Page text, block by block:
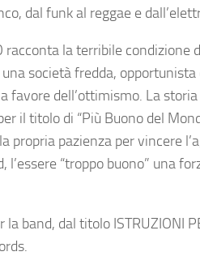
dal funk al reggae e
racconta la terribile
società fredda,
favore dell’ottimismo. La
il titolo di “Più Buono del
propria pazienza per vincere
l’essere “troppo buono” una
la band, dal titolo